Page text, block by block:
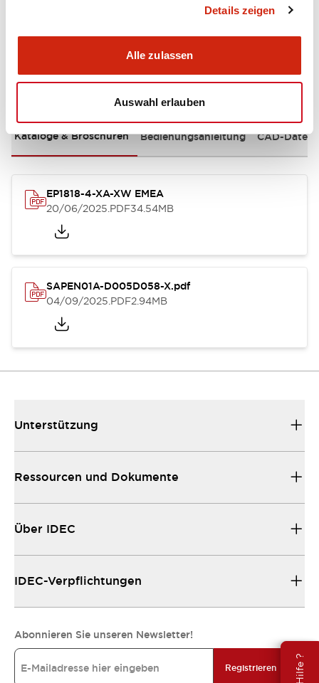
Details zeigen
Alle zulassen
Auswahl erlauben
Dokumente und Dateien
Kataloge & Broschüren Bedienungsanleitung CAD-
EP1818-4-XA-XW EMEA
20/06/2025.PDF34.54MB
SAPEN01A-D005D058-X.pdf
04/09/2025.PDF2.94MB
Unterstützung
Ressourcen und Dokumente
Über IDEC
IDEC-Verpflichtungen
Abonnieren Sie unseren Newsletter!
Registrieren